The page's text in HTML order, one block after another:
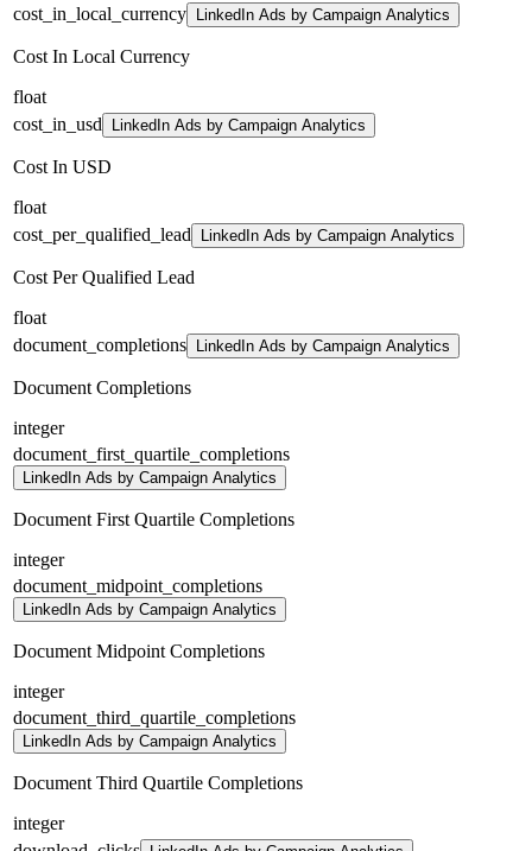
cost_in_local_currency LinkedIn Ads by Campaign Analytics
Cost In Local Currency
float
cost_in_usd
LinkedIn Ads by Campaign Analytics
Cost In USD
float
cost_per_qualified_lead
LinkedIn Ads by Campaign Analytics
Cost Per Qualified Lead
float
document_completions
LinkedIn Ads by Campaign Analytics
Document Completions
integer
document_first_quartile_completions
LinkedIn Ads by Campaign Analytics
Document First Quartile Completions
integer
document_midpoint_completions
LinkedIn Ads by Campaign Analytics
Document Midpoint Completions
integer
document_third_quartile_completions
LinkedIn Ads by Campaign Analytics
Document Third Quartile Completions
integer